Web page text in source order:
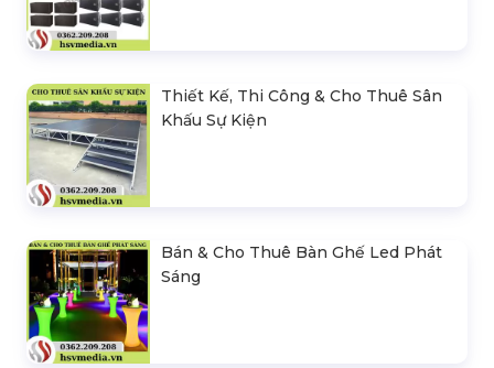
Thiết Kế, Thi Công & Cho Thuê Sân
Khấu Sự Kiện
Bán & Cho Thuê Bàn Ghế Led Phát
Sáng